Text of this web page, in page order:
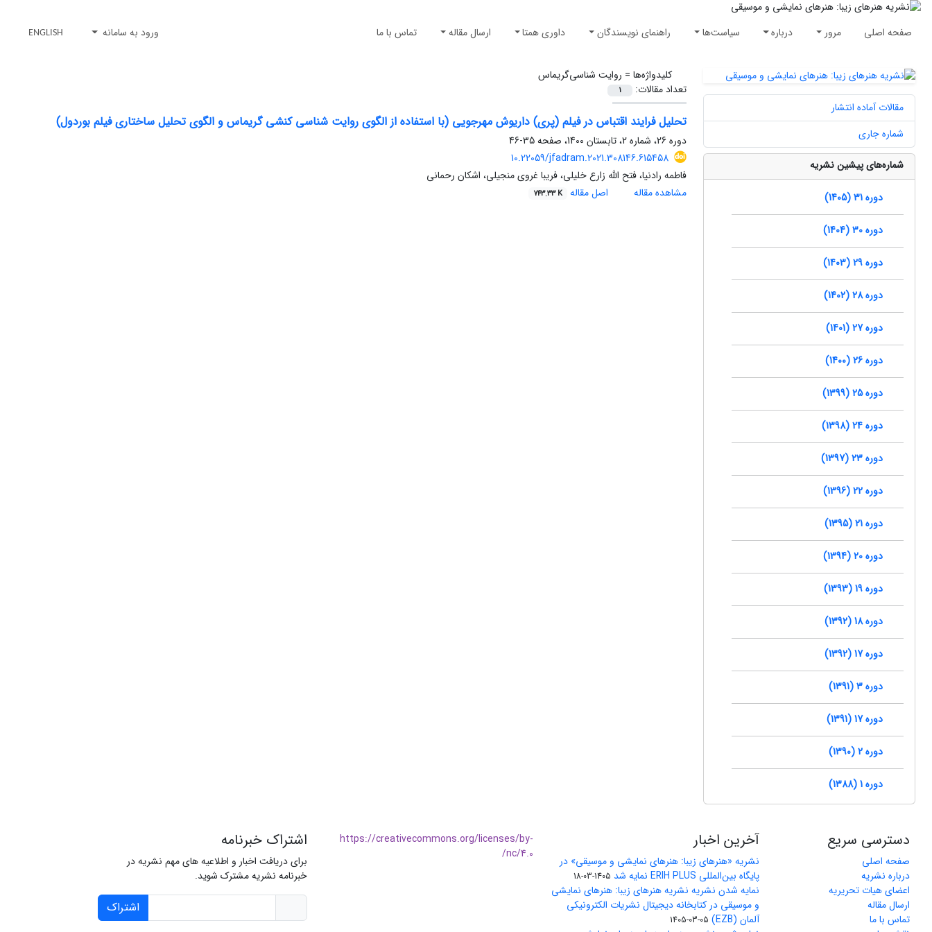
صفحه اصلی مرور درباره سیاست‌ها راهنمای نویسندگان داوری همتا ارسال مقاله تماس با ما ورود به سامانه ENGLISH
کلیدواژه‌ها = روایت شناسی‌گریماس
تعداد مقالات:
1
تحلیل فرایند اقتباس در فیلم (پری) داریوش مهرجویی (با استفاده از الگوی روایت شناسی کنشی گریماس و الگوی تحلیل ساختاری فیلم بوردول)
دوره 26، شماره 2، تابستان 1400، صفحه
35-46
10.22059/jfadram.2021.308146.615458
فاطمه رادنیا، فتح الله زارع خلیلی، فریبا غروی منجیلی، اشکان رحمانی
مشاهده مقاله
اصل مقاله 743.33 K
مقالات آماده انتشار
شماره جاری
شماره‌های پیشین نشریه
دوره 31 (1405)
دوره 30 (1404)
دوره 29 (1403)
دوره 28 (1402)
دوره 27 (1401)
دوره 26 (1400)
دوره 25 (1399)
دوره 24 (1398)
دوره 23 (1397)
دوره 22 (1396)
دوره 21 (1395)
دوره 20 (1394)
دوره 19 (1393)
دوره 18 (1392)
دوره 17 (1392)
دوره 3 (1391)
دوره 17 (1391)
دوره 2 (1390)
دوره 1 (1388)
دسترسی سریع
صفحه اصلی
درباره نشریه
اعضای هیات تحریریه
ارسال مقاله
تماس با ما
آخرین اخبار
نشریه «هنرهای زیبا: هنرهای نمایشی و موسیقی» در
پایگاه بین‌المللی ERIH PLUS نمایه شد
1405-03-18
نمایه شدن نشریه نشریه هنرهای زیبا: هنرهای نمایشی
و موسیقی در کتابخانه دیجیتال نشریات الکترونیکی
آلمان (EZB)
1405-03-05
https://creativecommons.org/licenses/by-
nc/4.0/
اشتراک خبرنامه
برای دریافت اخبار و اطلاعیه های مهم نشریه در
خبرنامه نشریه مشترک شوید.
اشتراک